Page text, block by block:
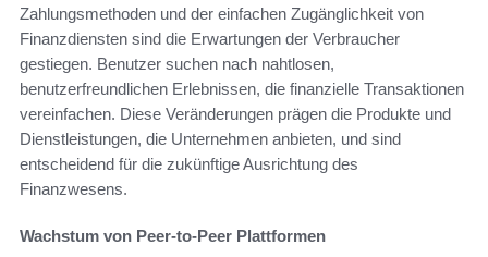
Zahlungsmethoden und der einfachen Zugänglichkeit von
Finanzdiensten sind die Erwartungen der Verbraucher
gestiegen. Benutzer suchen nach nahtlosen,
benutzerfreundlichen Erlebnissen, die finanzielle Transaktionen
vereinfachen. Diese Veränderungen prägen die Produkte und
Dienstleistungen, die Unternehmen anbieten, und sind
entscheidend für die zukünftige Ausrichtung des
Finanzwesens.
Wachstum von Peer-to-Peer Plattformen